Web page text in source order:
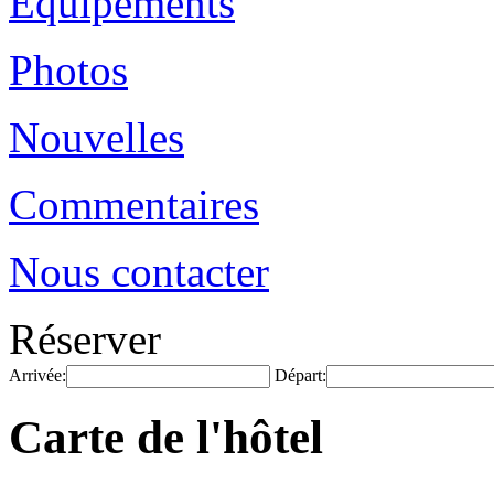
Photos
Nouvelles
Commentaires
Nous contacter
Réserver
Arrivée: Départ:
Carte de l'hôtel